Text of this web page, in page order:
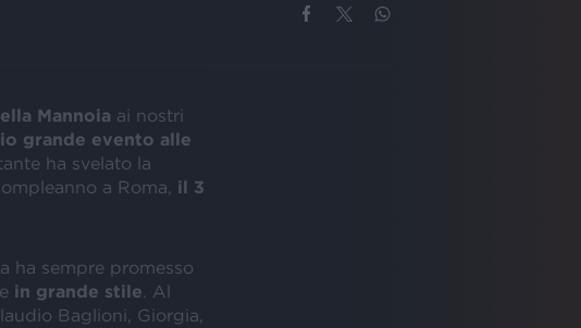
Mannoia ai nostri
grande evento alle
ha svelato la
a Roma, il 3
ha sempre promesso
in grande stile . Al
Baglioni, Giorgia,